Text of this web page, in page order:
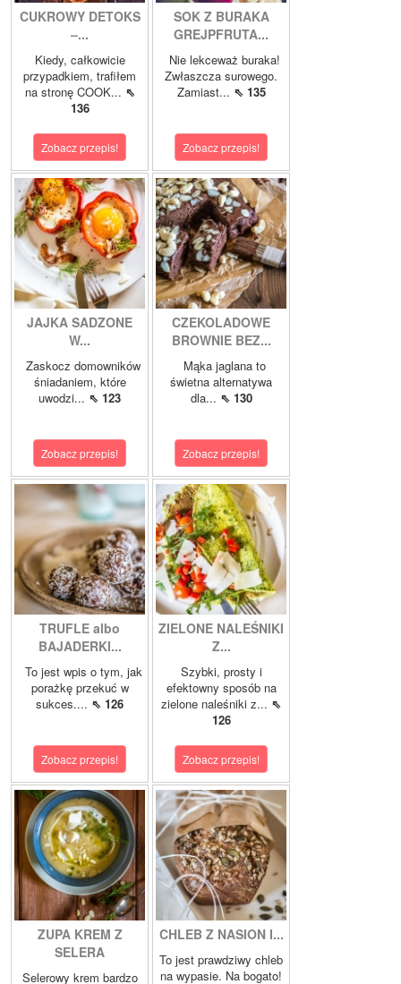
CUKROWY DETOKS
–...
Kiedy, całkowicie
przypadkiem, trafiłem
na stronę COOK... ⇖
136
Zobacz przepis!
SOK Z BURAKA
GREJPFRUTA...
Nie lekceważ buraka!
Zwłaszcza surowego.
Zamiast... ⇖ 135
Zobacz przepis!
JAJKA SADZONE
W...
Zaskocz domowników
śniadaniem, które
uwodzi... ⇖ 123
Zobacz przepis!
CZEKOLADOWE
BROWNIE BEZ...
Mąka jaglana to
świetna alternatywa
dla... ⇖ 130
Zobacz przepis!
TRUFLE albo
BAJADERKI...
To jest wpis o tym, jak
porażkę przekuć w
sukces.... ⇖ 126
Zobacz przepis!
ZIELONE NALEŚNIKI
Z...
Szybki, prosty i
efektowny sposób na
zielone naleśniki z... ⇖
126
Zobacz przepis!
ZUPA KREM Z
SELERA
Selerowy krem bardzo
CHLEB Z NASION I...
To jest prawdziwy chleb
na wypasie. Na bogato!